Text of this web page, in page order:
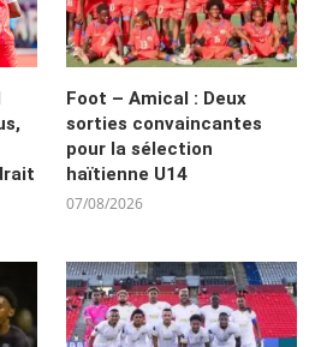
Foot – Amical : Deux
sorties convaincantes
pour la sélection
haïtienne U14
07/08/2026